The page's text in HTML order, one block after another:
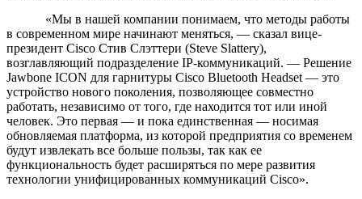
«Мы в нашей компании понимаем, что методы работы
в современном мире начинают меняться, — сказал вице-
президент Cisco Стив Слэттери (Steve Slattery),
возглавляющий подразделение IP-коммуникаций. — Решение
Jawbone ICON для гарнитуры Cisco Bluetooth Headset — это
устройство нового поколения, позволяющее совместно
работать, независимо от того, где находится тот или иной
человек. Это первая — и пока единственная — носимая
обновляемая платформа, из которой предприятия со временем
будут извлекать все больше пользы, так как ее
функциональность будет расширяться по мере развития
технологии унифицированных коммуникаций Cisco».